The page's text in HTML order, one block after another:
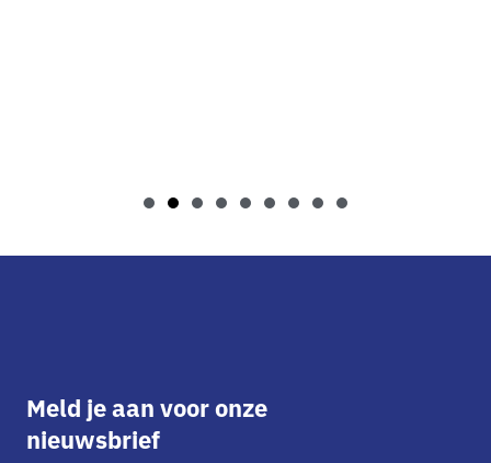
Meld je aan voor onze
nieuwsbrief